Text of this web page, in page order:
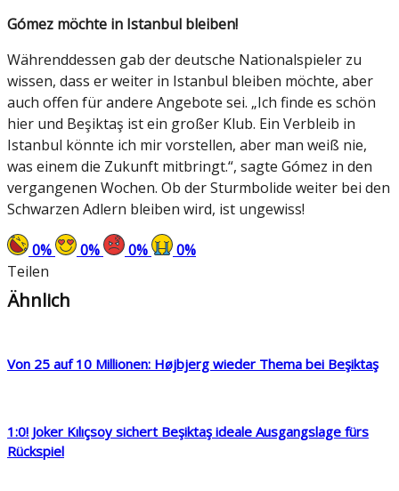
Gómez möchte in Istanbul bleiben!
Währenddessen gab der deutsche Nationalspieler zu
wissen, dass er weiter in Istanbul bleiben möchte, aber
auch offen für andere Angebote sei. „Ich finde es schön
hier und Beşiktaş ist ein großer Klub. Ein Verbleib in
Istanbul könnte ich mir vorstellen, aber man weiß nie,
was einem die Zukunft mitbringt.“, sagte Gómez in den
vergangenen Wochen. Ob der Sturmbolide weiter bei den
Schwarzen Adlern bleiben wird, ist ungewiss!
0% 0% 0% 0%
Teilen
Ähnlich
Von 25 auf 10 Millionen: Højbjerg wieder Thema bei Beşiktaş
1:0! Joker Kılıçsoy sichert Beşiktaş ideale Ausgangslage fürs
Rückspiel